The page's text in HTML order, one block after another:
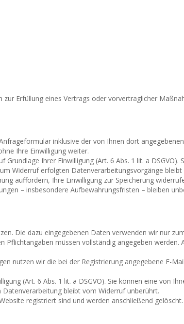
Erfüllung eines Vertrags oder vorvertraglicher
inklusive der von Ihnen dort
Ihre Einwilligung weiter.
Ihrer Einwilligung (Art. 6 Abs. 1 lit. a DSGVO).
Widerruf erfolgten Datenverarbeitungsvorgänge
auffordern, Ihre Einwilligung zur Speicherung
– insbesondere Aufbewahrungsfristen – bleiben
Die dazu eingegebenen Daten verwenden wir nur
müssen vollständig angegeben werden.
nutzen wir die bei der Registrierung angegebene E-
(Art. 6 Abs. 1 lit. a DSGVO). Sie können eine von
bleibt vom Widerruf unberührt.
registriert sind und werden anschließend